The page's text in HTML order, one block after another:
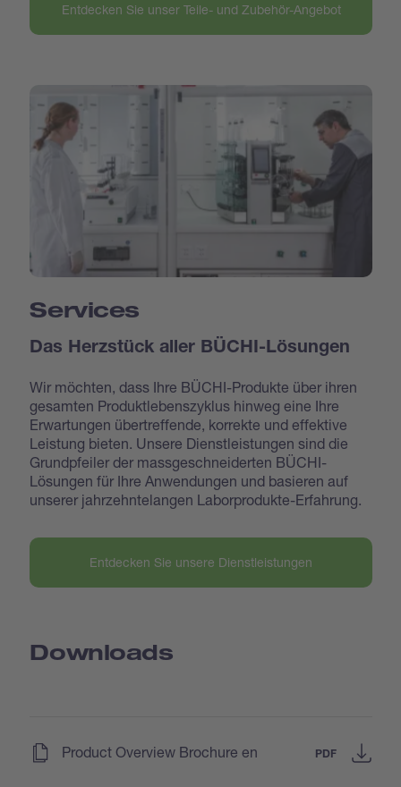
Entdecken Sie unser Teile- und Zubehör-Angebot
Services
Das Herzstück aller BÜCHI-Lösungen
Wir möchten, dass Ihre BÜCHI-Produkte über ihren
gesamten Produktlebenszyklus hinweg eine Ihre
Erwartungen übertreffende, korrekte und effektive
Leistung bieten. Unsere Dienstleistungen sind die
Grundpfeiler der massgeschneiderten BÜCHI-
Lösungen für Ihre Anwendungen und basieren auf
unserer jahrzehntelangen Laborprodukte-Erfahrung.
Entdecken Sie unsere Dienstleistungen
Downloads
Product Overview Brochure en PDF